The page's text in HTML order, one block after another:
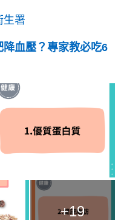
生署
血壓？專家教必吃6
+19